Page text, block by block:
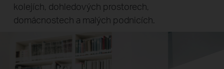
kolejích, dohledových prostorech,
domácnostech a malých podnicích.